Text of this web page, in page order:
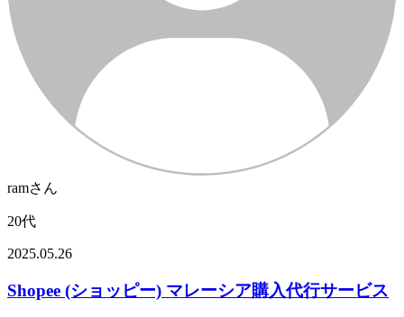
ramさん
20代
2025.05.26
Shopee (ショッピー) マレーシア購入代行サービス